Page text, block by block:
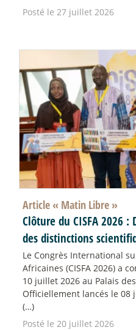
Posté le 27 juillet 2026
Article « Matin Libre »
Clôture du CISFA 2026
des distinctions
Le Congrès International
Africaines (CISFA 2026) a
10 juillet 2026 au Palais
Officiellement lancés le 08
(…)
Posté le 20 juillet 2026